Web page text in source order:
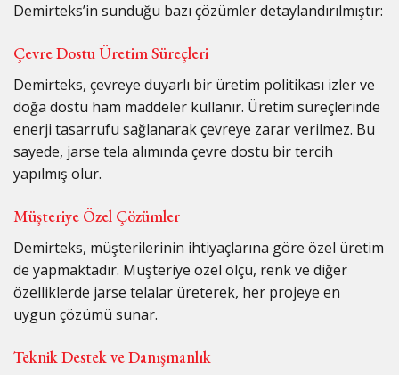
Demirteks’in sunduğu bazı çözümler detaylandırılmıştır:
Çevre Dostu Üretim Süreçleri
Demirteks, çevreye duyarlı bir üretim politikası izler ve
doğa dostu ham maddeler kullanır. Üretim süreçlerinde
enerji tasarrufu sağlanarak çevreye zarar verilmez. Bu
sayede, jarse tela alımında çevre dostu bir tercih
yapılmış olur.
Müşteriye Özel Çözümler
Demirteks, müşterilerinin ihtiyaçlarına göre özel üretim
de yapmaktadır. Müşteriye özel ölçü, renk ve diğer
özelliklerde jarse telalar üreterek, her projeye en
uygun çözümü sunar.
Teknik Destek ve Danışmanlık